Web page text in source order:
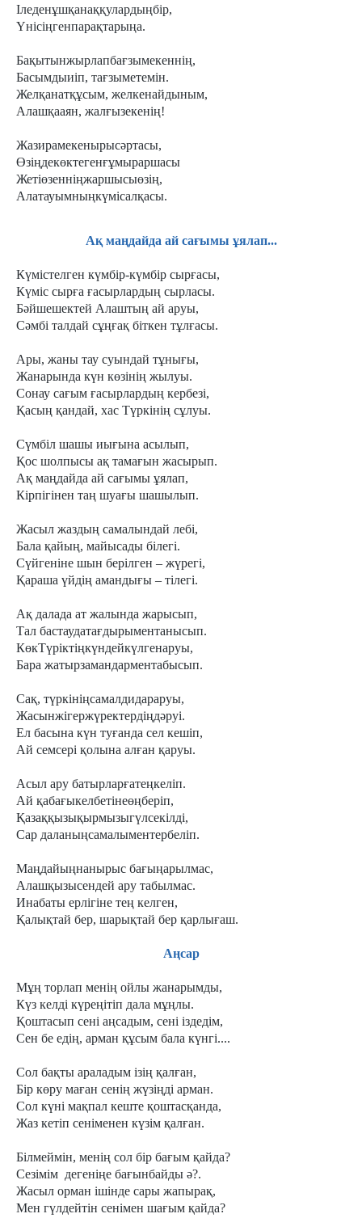
Іледенұшқанаққулардыңбір,
Үнісіңгенпарақтарыңа.
Бақытынжырлапбағзымекеннің,
Басымдыиіп, тағзыметемін.
Желқанатқұсым, желкенайдыным,
Алашқааян, жалғызекенің!
Жазирамекенырысәртасы,
Өзіңдекөктегенғұмыраршасы
Жетіөзенніңжаршысыөзің,
Алатауымныңкүмісалқасы.
Ақ маңдайда ай сағымы ұялап...
Күмістелген күмбір-күмбір сырғасы,
Күміс сырға ғасырлардың сырласы.
Бәйшешектей Алаштың ай аруы,
Сәмбі талдай сұңғақ біткен тұлғасы.
Ары, жаны тау суындай тұнығы,
Жанарында күн көзінің жылуы.
Сонау сағым ғасырлардың кербезі,
Қасың қандай, хас Түркінің сұлуы.
Сүмбіл шашы иығына асылып,
Қос шолпысы ақ тамағын жасырып.
Ақ маңдайда ай сағымы ұялап,
Кірпігінен таң шуағы шашылып.
Жасыл жаздың самалындай лебі,
Бала қайың, майысады білегі.
Сүйгеніне шын берілген – жүрегі,
Қараша үйдің амандығы – тілегі.
Ақ далада ат жалында жарысып,
Тал бастаудатағдырыментанысып.
КөкТүріктіңкүндейкүлгенаруы,
Бара жатырзамандарментабысып.
Сақ, түркініңсамалдидараруы,
Жасынжігержүректердіңдәруі.
Ел басына күн туғанда сел кешіп,
Ай семсері қолына алған қаруы.
Асыл ару батырларғатеңкеліп.
Ай қабағыкелбетінеөңберіп,
Қазаққызықырмызыгүлсекілді,
Сар даланыңсамалыментербеліп.
Маңдайыңнанырыс бағыңарылмас,
Алашқызысендей ару табылмас.
Инабаты ерлігіне тең келген,
Қалықтай бер, шарықтай бер қарлығаш.
Аңсар
Мұң торлап менің ойлы жанарымды,
Күз келді күреңітіп дала мұңлы.
Қоштасып сені аңсадым, сені іздедім,
Сен бе едің, арман құсым бала күнгі....
Сол бақты араладым ізің қалған,
Бір көру маған сенің жүзіңді арман.
Сол күні мақпал кеште қоштасқанда,
Жаз кетіп сеніменен күзім қалған.
Білмеймін, менің сол бір бағым қайда?
Сезімім дегеніңе бағынбайды ә?.
Жасыл орман ішінде сары жапырақ,
Мен гүлдейтін сенімен шағым қайда?